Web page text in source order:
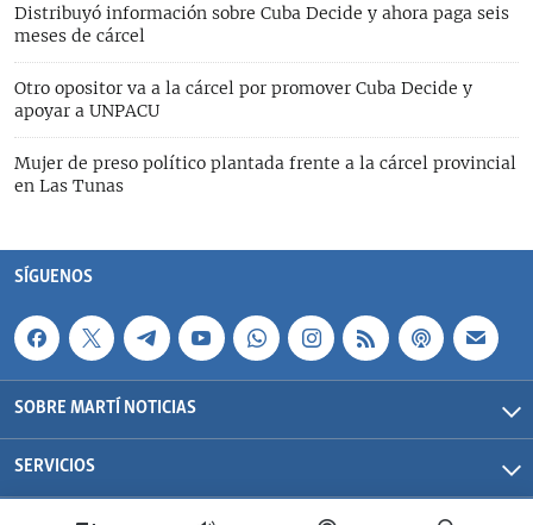
Distribuyó información sobre Cuba Decide y ahora paga seis
meses de cárcel
Otro opositor va a la cárcel por promover Cuba Decide y
apoyar a UNPACU
Mujer de preso político plantada frente a la cárcel provincial
en Las Tunas
SÍGUENOS
SOBRE MARTÍ NOTICIAS
SERVICIOS